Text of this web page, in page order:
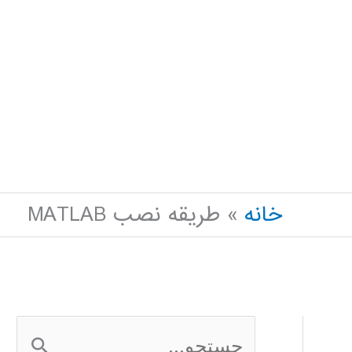
خانه
طریقه نصب MATLAB